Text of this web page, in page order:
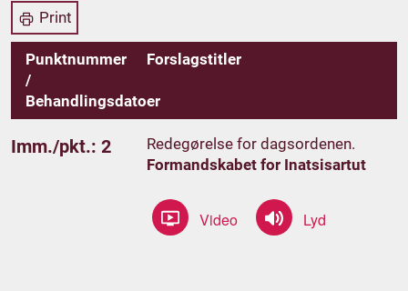
Print
Punktnummer
/
Behandlingsdatoer
Forslagstitler
Imm./pkt.: 2
Redegørelse for dagsordenen.
Formandskabet for Inatsisartut